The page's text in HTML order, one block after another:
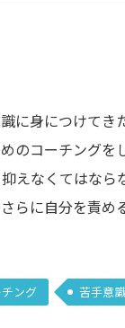
に身につけてき
のコーチングを
えなくてはなら
さらに自分を責
ング 苦手意